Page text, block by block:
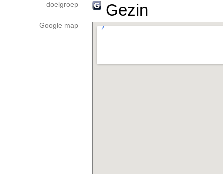
doelgroep Gezin
Google map